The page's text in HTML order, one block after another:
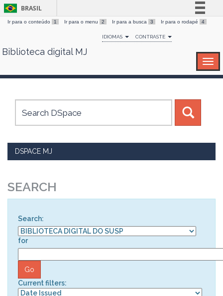
Skip
BRASIL
Simplifique!
Comunica BR
Canais
Ir para o conteúdo 1 Ir para o menu 2 Ir para a busca 3 Ir para o rodapé 4
IDIOMAS CONTRASTE
Biblioteca digital MJ
DSPACE MJ
SEARCH
Search:
for
Current filters: